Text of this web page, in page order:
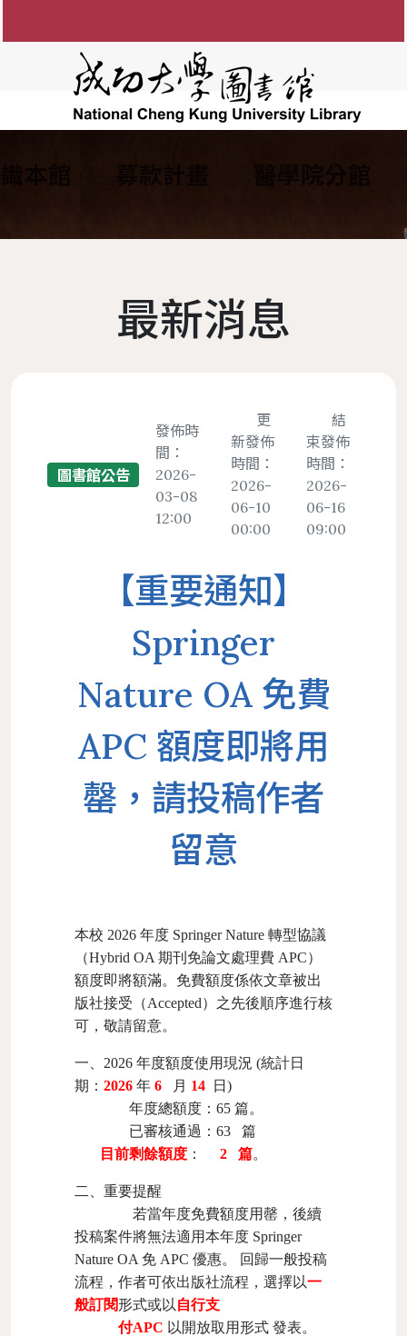
本館 募款計畫 醫學院分館
新書通報
綠色大學
博碩士論
中文期刊館藏清單
報紙館藏清單
年度訂購期刊清單
個人借閱
個人資料
圖書服務
使用服務
館際合作服務
NDDS全國文獻傳遞服務
跨館圖書互借
國科會期刊資源研究支援服務
中研院統計文獻服務
防範掠奪性出版陷阱 學術影響力&研究者
讀者留言板
書香享閱卡
置物櫃
遵守智慧財產權宣導
二手書交流平台
PWA操作說明
歷任館長
圖書委員會
各組業務
工作人員
地理位置
環景導覽
圖書館法規
館藏發展政策
最新消息
圖書館公告
發佈時
間：
2026-
03-08
12:00
更
新發佈
時間：
2026-
06-10
00:00
結
束發佈
時間：
2026-
06-16
09:00
【重要通知】
Springer
Nature OA 免費
APC 額度即將用
罄，請投稿作者
留意
本校 2026 年度 Springer Nature 轉型協議
（Hybrid OA 期刊免論文處理費 APC）
額度即將額滿。免費額度係依文章被出
版社接受（Accepted）之先後順序進行核
可，敬請留意。
一、 2026 年度額度使用現況 (統計日
期： 2026 年 6 月 14 日 )
年度總額度： 65 篇。
已審核通過：63
篇
目前剩餘額度 ： 2 篇。
二、 重要提醒
若當年度免費額度用罄，後續
投稿案件將無法適用本年度 Springer
Nature OA 免 APC 優惠。
回歸一般投稿
流程，作者可依出版社流程，選擇以一
般訂閱形式或以 自行支
付APC 以開放取用形式 發表。